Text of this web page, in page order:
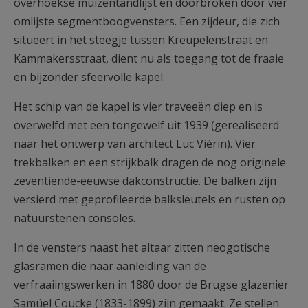
omlijste segmentboogvensters. Een zijdeur, die zich
situeert in het steegje tussen Kreupelenstraat en
Kammakersstraat, dient nu als toegang tot de fraaie
en bijzonder sfeervolle kapel.
Het schip van de kapel is vier traveeën diep en is
overwelfd met een tongewelf uit 1939 (gerealiseerd
naar het ontwerp van architect Luc Viérin). Vier
trekbalken en een strijkbalk dragen de nog originele
zeventiende-eeuwse dakconstructie. De balken zijn
versierd met geprofileerde balksleutels en rusten op
natuurstenen consoles.
In de vensters naast het altaar zitten neogotische
glasramen die naar aanleiding van de
verfraaiingswerken in 1880 door de Brugse glazenier
Samüel Coucke (1833-1899) zijn gemaakt. Ze stellen